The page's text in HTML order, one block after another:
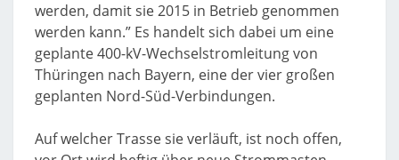
werden, damit sie 2015 in Betrieb genommen
werden kann.” Es handelt sich dabei um eine
geplante 400-kV-Wechselstromleitung von
Thüringen nach Bayern, eine der vier großen
geplanten Nord-Süd-Verbindungen.
Auf welcher Trasse sie verläuft, ist noch offen,